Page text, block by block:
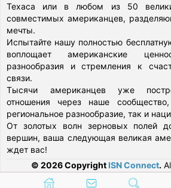
Техаса или в любом из 50
совместимых американцев,
мечты.
Испытайте нашу полностью
воплощает американские
разнообразия и стремления к
связи.
Тысячи американцев уже
отношения через наше
региональное разнообразие, так и
От золотых волн зерновых полей
вершин, ваша следующая великая
ждет вас!
© 2026 Copyright ISN Connect.